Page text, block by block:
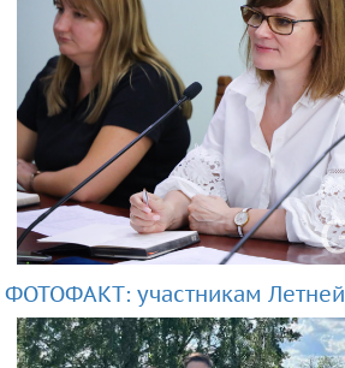
ФОТОФАКТ: участникам